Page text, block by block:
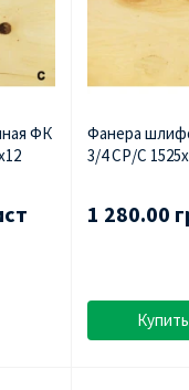
ФК
Фанера
3/4 СР/С
1 280.00
Купить